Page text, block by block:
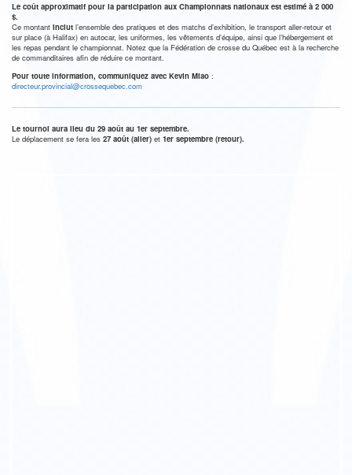
Le coût approximatif pour la participation aux Championnats nationaux est estimé à 2 000
$.
Ce montant inclut l’ensemble des pratiques et des matchs d’exhibition, le transport aller-retour et
sur place (à Halifax) en autocar, les uniformes, les vêtements d’équipe, ainsi que l’hébergement et
les repas pendant le championnat. Notez que la Fédération de crosse du Québec est à la recherche
de commanditaires afin de réduire ce montant.
Pour toute information, communiquez avec Kevin Miao :
directeur.provincial@crossequebec.com
Le tournoi aura lieu du 29 août au 1er septembre.
Le déplacement se fera les 27 août (aller) et 1er septembre (retour).